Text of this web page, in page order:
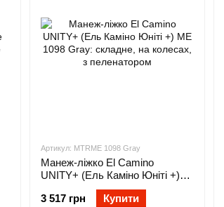
Артикул: MTRME 1098 Gray
Манеж-ліжко El Camino
UNITY+ (Ель Каміно Юніті +)
колесах, з пеленатором
3 517 грн Купити